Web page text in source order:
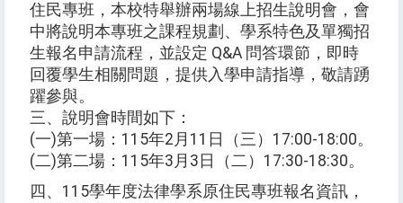
住民專班，本校特舉辦兩場線上招生說明會，會
中將說明本專班之課程規劃、學系特色及單獨招
生報名申請流程，並設定 Q&A 問答環節，即時
回覆學生相關問題，提供入學申請指導，敬請踴
躍參與。
三、說明會時間如下：
(一)第一場：115年2月11日（三）17:00-18:00。
(二)第二場：115年3月3日（二）17:30-18:30。
四、115學年度法律學系原住民專班報名資訊，